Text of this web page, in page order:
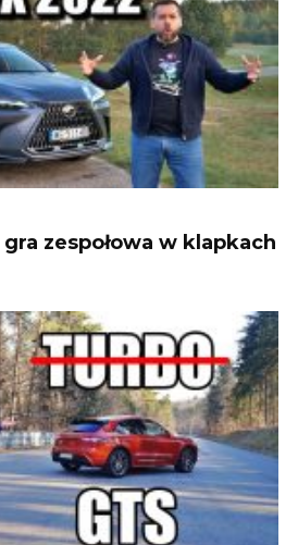
gra zespołowa w klapkach